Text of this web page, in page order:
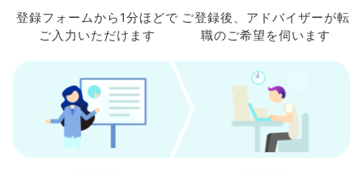
登録フォームから 1分ほどで
ご入力 いただけます
ご登録後、 アドバイザーが転
職のご希望を伺います